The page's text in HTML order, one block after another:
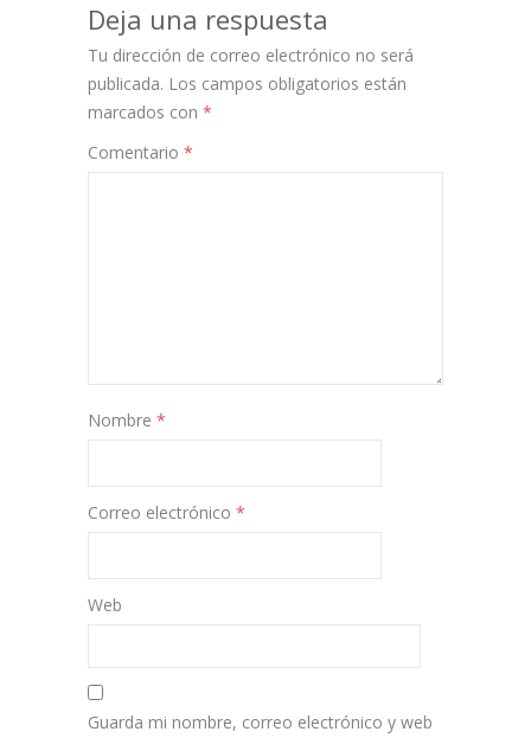
Deja una respuesta
Tu dirección de correo electrónico no será
publicada. Los campos obligatorios están
marcados con *
Comentario *
Nombre *
Correo electrónico *
Web
Guarda mi nombre, correo electrónico y web